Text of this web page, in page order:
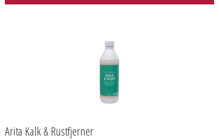
Arita Kalk & Rustfjerner